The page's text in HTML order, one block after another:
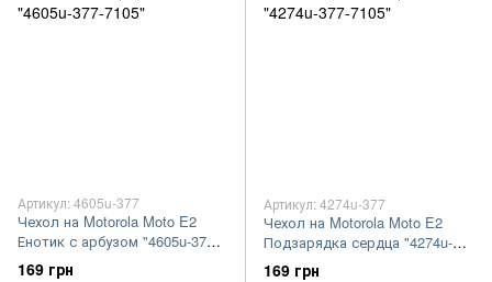
Артикул: 4605u-377
Чехол на Motorola Moto E2
Енотик с арбузом "4605u-377-
7105"
169 грн
Артикул: 4274u-377
Чехол на Motorola Moto E2
Подзарядка сердца "4274u-
377-7105"
169 грн